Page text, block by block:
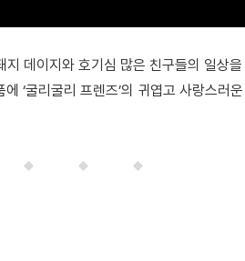
데이지와 호기심 많은 친구들의 일상
‘굴리굴리 프렌즈’의 귀엽고 사랑스러